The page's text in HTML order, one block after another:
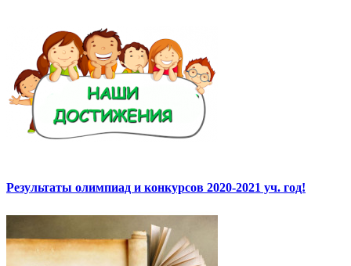
Результаты олимпиад и конкурсов 2020-2021 уч. год!